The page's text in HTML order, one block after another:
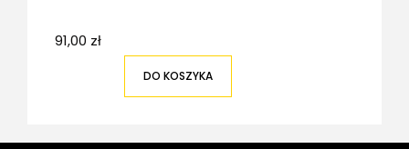
91,00 zł
DO KOSZYKA